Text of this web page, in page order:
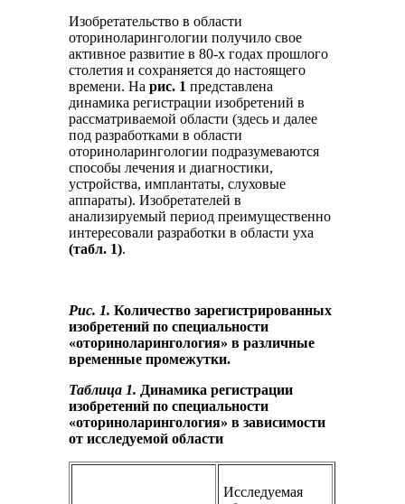
Изобретательство в области
оториноларингологии получило свое
активное развитие в 80-х годах прошлого
столетия и сохраняется до настоящего
времени. Нарис. 1 представлена
динамика регистрации изобретений в
рассматриваемой области (здесь и далее
под разработками в области
оториноларингологии подразумеваются
способы лечения и диагностики,
устройства, имплантаты, слуховые
аппараты). Изобретателей в
анализируемый период преимущественно
интересовали разработки в области уха
(табл. 1).
Рис. 1. Количество зарегистрированных
изобретений по специальности
«оториноларингология» в различные
временные промежутки.
Таблица 1. Динамика регистрации
изобретений по специальности
«оториноларингология» в зависимости
от исследуемой области
Исследуемая